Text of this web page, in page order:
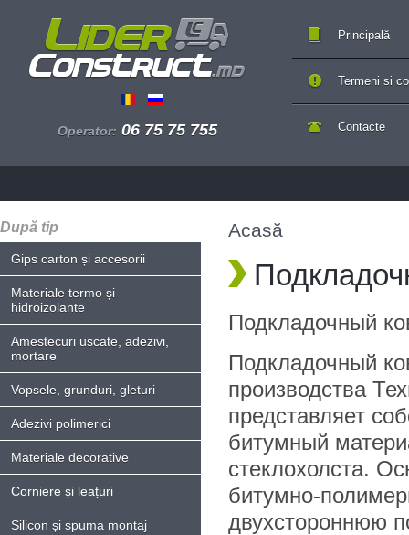
Operator: 06 75 75 755
Principală
Contacte
Termeni si
După tip
Gips carton și accesorii
Materiale termo și
hidroizolante
Amestecuri uscate, adezivi,
mortare
Vopsele, grunduri, gleturi
Adezivi polimerici
Materiale decorative
Corniere și leațuri
Silicon și spuma montaj
Acasă
Подкладочный
Подкладочный
производства
представляет
битумный
стеклохолста.
битумно-
двухстороннюю